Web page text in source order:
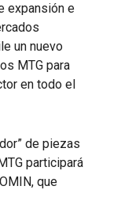
expansión e
un nuevo
MTG para
en todo el
de piezas
participará
que